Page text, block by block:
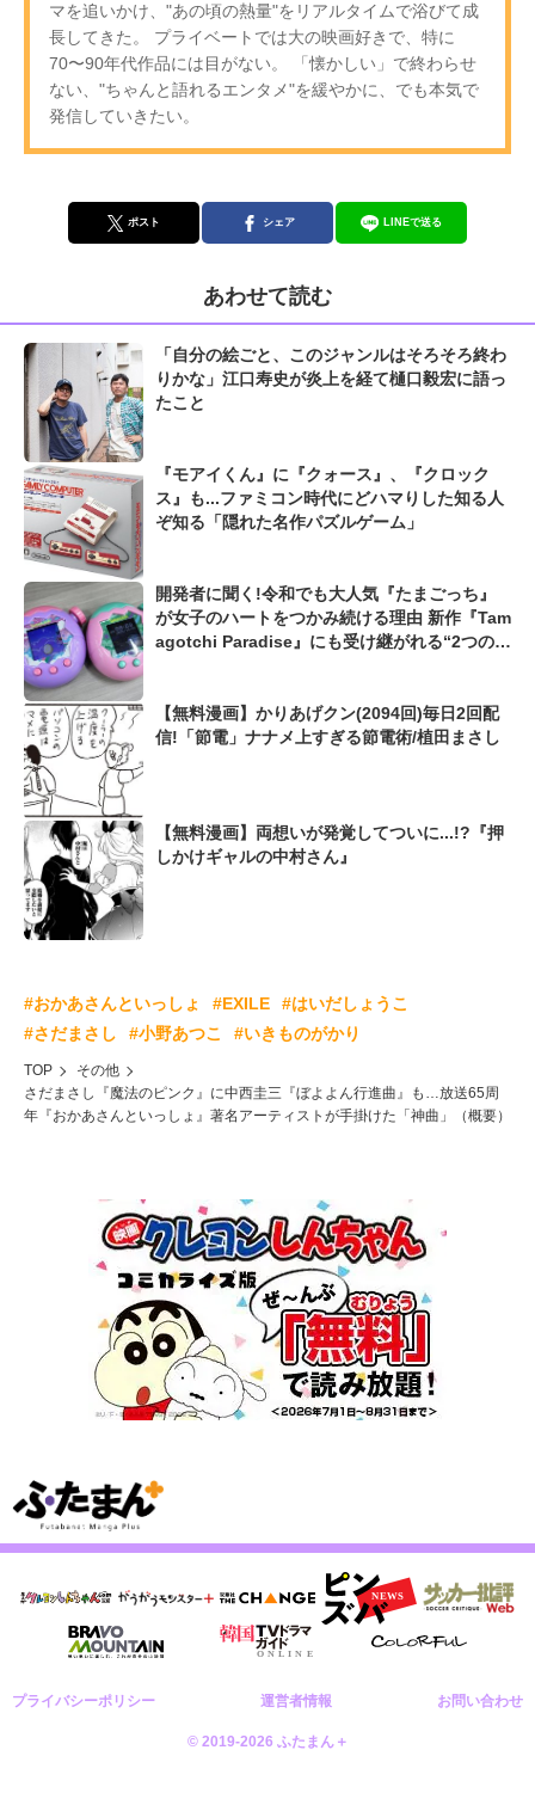
マを追いかけ、"あの頃の熱量"をリアルタイムで浴びて成
長してきた。 プライベートでは大の映画好きで、特に
70〜90年代作品には目がない。 「懐かしい」で終わらせ
ない、"ちゃんと語れるエンタメ"を緩やかに、でも本気で
発信していきたい。
ポスト シェア LINEで送る
あわせて読む
「自分の絵ごと、このジャンルはそろそろ終わ
りかな」江口寿史が炎上を経て樋口毅宏に語っ
たこと
『モアイくん』に『クォース』、『クロック
ス』も...ファミコン時代にどハマりした知る人
ぞ知る「隠れた名作パズルゲーム」
開発者に聞く!令和でも大人気『たまごっち』
が女子のハートをつかみ続ける理由 新作『Tam
agotchi Paradise』にも受け継がれる“2つの伝
【無料漫画】かりあげクン(2094回)毎日2回配
信!「節電」ナナメ上すぎる節電術/植田まさし
【無料漫画】両想いが発覚してついに...!?『押
しかけギャルの中村さん』
#おかあさんといっしょ #EXILE
#はいだしょうこ
#さだまさし
#小野あつこ #いきものがかり
TOP
その他
さだまさし『魔法のピンク』に中西圭三『ぼよよん行進曲』も…放送65周
年『おかあさんといっしょ』著名アーティストが手掛けた「神曲」（概要）
プライバシーポリシー 運営者情報 お問い合わせ
© 2019-2026 ふたまん＋